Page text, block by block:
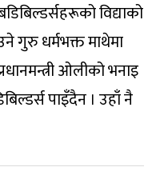
विद्याको
गुरु धर्मभक्त माथेमा
ओलीको भनाइ
पाइँदैन । उहाँ नै